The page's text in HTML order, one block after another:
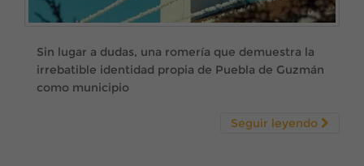
Sin lugar a dudas, una romería que demuestra la
irrebatible identidad propia de Puebla de Guzmán
como municipio
Seguir leyendo